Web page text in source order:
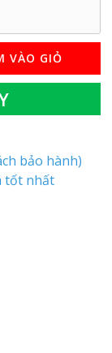
VÀO GIỎ
bảo hành)
tốt nhất